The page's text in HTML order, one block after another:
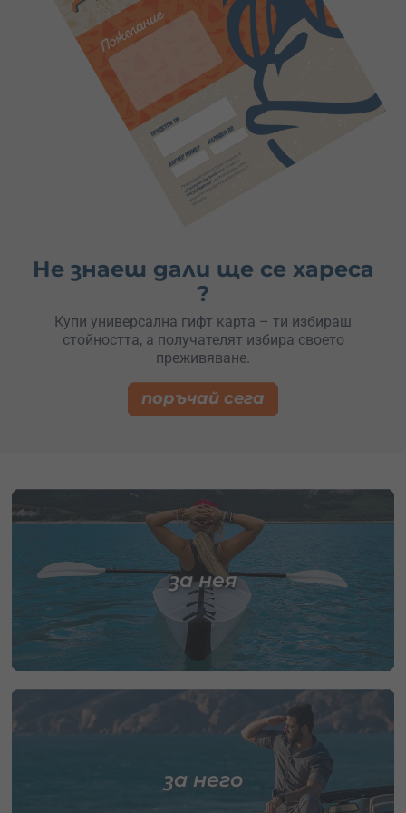
Не знаеш дали ще се хареса
?
Купи универсална гифт карта – ти избираш
стойността, а получателят избира своето
преживяване.
поръчай сега
за нея
за него